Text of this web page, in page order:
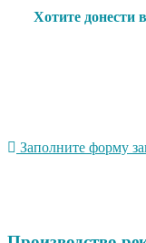
Хотите донести
Заполните форму